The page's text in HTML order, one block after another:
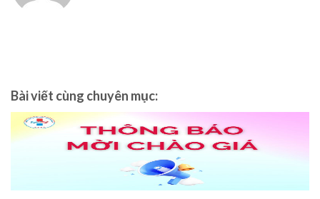
Bài viết cùng chuyên mục: